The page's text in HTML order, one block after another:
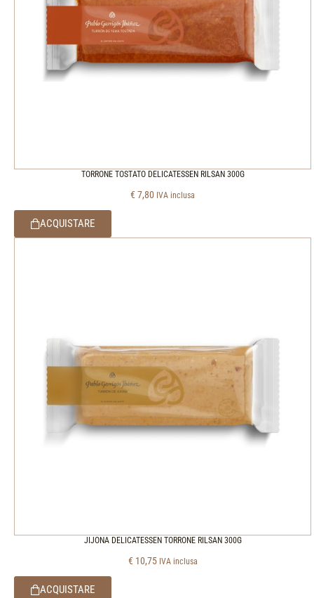
TORRONE TOSTATO DELICATESSEN RILSAN 300G
€ 7,80 IVA inclusa
ACQUISTARE
JIJONA DELICATESSEN TORRONE RILSAN 300G
€ 10,75 IVA inclusa
ACQUISTARE